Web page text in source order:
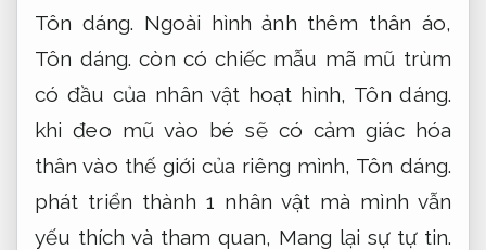
Tôn dáng. Ngoài hình ảnh thêm thân áo,
Tôn dáng. còn có chiếc mẫu mã mũ trùm
có đầu của nhân vật hoạt hình, Tôn dáng.
khi đeo mũ vào bé sẽ có cảm giác hóa
thân vào thế giới của riêng mình, Tôn dáng.
phát triển thành 1 nhân vật mà mình vẫn
yếu thích và tham quan, Mang lại sự tự tin.